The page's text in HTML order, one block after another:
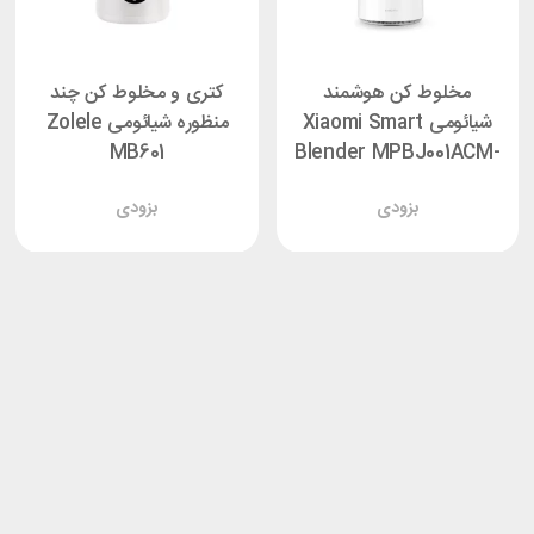
مخلوط کن هوشمند
شیائومی Xiaomi Smart
Blender MPBJ001ACM-
بزودی
کتری و مخلوط کن چند
منظوره شیائومی Zolele
MB601
بزودی